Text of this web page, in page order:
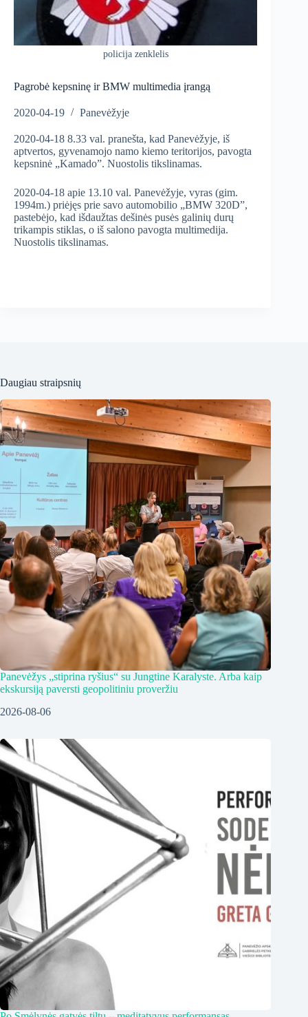
policija zenklelis
Pagrobė kepsninę ir BMW multimedia įrangą
2020-04-19 Panevėžyje
2020-04-18 8.33 val. pranešta, kad Panevėžyje, iš
aptvertos, gyvenamojo namo kiemo teritorijos, pavogta
kepsninė „Kamado”. Nuostolis tikslinamas.
2020-04-18 apie 13.10 val. Panevėžyje, vyras (gim.
1994m.) priėjęs prie savo automobilio „BMW 320D”,
pastebėjo, kad išdaužtas dešinės pusės galinių durų
trikampis stiklas, o iš salono pavogta multimedija.
Nuostolis tikslinamas.
Daugiau straipsnių
Panevėžys „stiprina ryšius“ su Jungtine Karalyste. Arba kaip
ekskursiją paversti geopolitiniu proveržiu
2026-08-06